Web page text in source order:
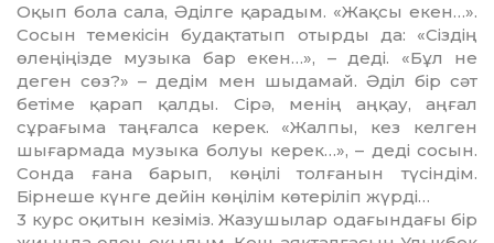
Оқып бола сала, Әділге қарадым. «Жақсы екен…».
Сосын темекісін будақтатып отырды да: «Сіздің
өлеңіңізде музыка бар екен…», – деді. «Бұл не
деген сөз?» – дедім мен шыдамай. Әділ бір сәт
бетіме қарап қалды. Сірә, менің аңқау, аңғал
сұрағыма таңғалса керек. «Жалпы, кез келген
шығармада музыка болуы керек…», – деді сосын.
Сон­да ғана барып, көңілі толғанын түсін­дім.
Бірнеше күнге дейін көңілім көтеріліп жүрді…
3 курс оқитын кезіміз. Жазушылар одағындағы бір